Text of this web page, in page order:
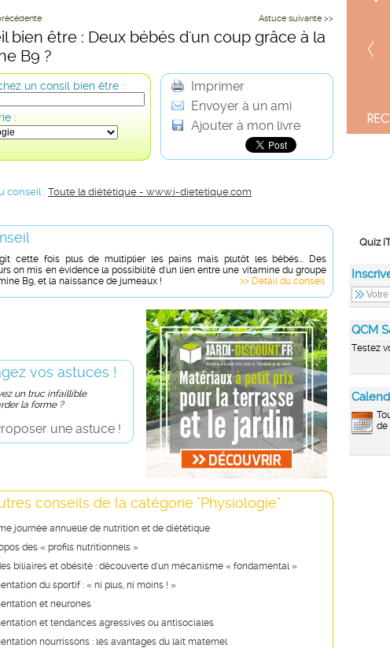
Quiz
QCM
Testez
de
Astuce suivante >>
bien être : Deux bébés d'un coup grâce à la
B9 ?
un consil bien être :
:
Imprimer
Envoyer à un ami
Ajouter à mon livre
conseil : Toute la diététique - www.i-dietetique.com
cette fois plus de multiplier les pains mais plutôt les bébés... Des
on mis en évidence la possibilité d'un lien entre une vitamine du groupe
B9, et la naissance de jumeaux !
>> Détail du conseil
vos astuces !
un truc infaillible
la forme ?
une astuce !
conseils de la catégorie "Physiologie"
journée annuelle de nutrition et de diététique
des « profils nutritionnels »
biliaires et obésité : découverte d'un mécanisme « fondamental »
du sportif : « ni plus, ni moins ! »
et neurones
et tendances agressives ou antisociales
nourrissons : les avantages du lait maternel